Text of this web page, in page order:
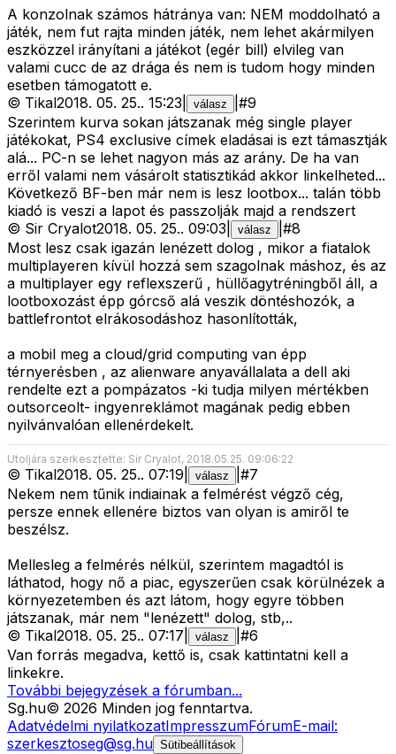
A konzolnak számos hátránya van: NEM moddolható a
játék, nem fut rajta minden játék, nem lehet akármilyen
eszközzel irányítani a játékot (egér bill) elvileg van
valami cucc de az drága és nem is tudom hogy minden
esetben támogatott e.
© Tikal2018. 05. 25.. 15:23 válasz #9
Szerintem kurva sokan játszanak még single player
játékokat, PS4 exclusive címek eladásai is ezt támasztják
alá... PC-n se lehet nagyon más az arány. De ha van
erről valami nem vásárolt statisztikád akkor linkelheted...
Következő BF-ben már nem is lesz lootbox... talán több
kiadó is veszi a lapot és passzolják majd a rendszert
© Sir Cryalot2018. 05. 25.. 09:03 válasz #8
Most lesz csak igazán lenézett dolog , mikor a fiatalok
multiplayeren kívül hozzá sem szagolnak máshoz, és az
a multiplayer egy reflexszerű , hüllőagytréningből áll, a
lootboxozást épp górcső alá veszik döntéshozók, a
battlefrontot elrákosodáshoz hasonlították,
a mobil meg a cloud/grid computing van épp
térnyerésben , az alienware anyavállalata a dell aki
rendelte ezt a pompázatos -ki tudja milyen mértékben
outsorceolt- ingyenreklámot magának pedig ebben
nyilvánvalóan ellenérdekelt.
Utoljára szerkesztette: Sir Cryalot, 2018.05.25. 09:06:22
© Tikal2018. 05. 25.. 07:19 válasz #7
Nekem nem tűnik indiainak a felmérést végző cég,
persze ennek ellenére biztos van olyan is amiről te
beszélsz.
Mellesleg a felmérés nélkül, szerintem magadtól is
láthatod, hogy nő a piac, egyszerűen csak körülnézek a
környezetemben és azt látom, hogy egyre többen
játszanak, már nem "lenézett" dolog, stb,..
© Tikal2018. 05. 25.. 07:17 válasz #6
Van forrás megadva, kettő is, csak kattintatni kell a
linkekre.
További bejegyzések a fórumban...
Sg.hu© 2026 Minden jog fenntartva.
Adatvédelmi nyilatkozatImpresszumFórumE-mail:
szerkesztoseg@sg.hu Sütibeállítások